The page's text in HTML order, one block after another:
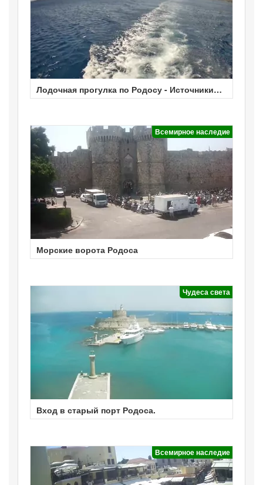
Лодочная прогулка по Родосу - Источники
Калитеи
Всемирное наследие
Морские ворота Родоса
Чудеса света
Вход в старый порт Родоса.
Всемирное наследие